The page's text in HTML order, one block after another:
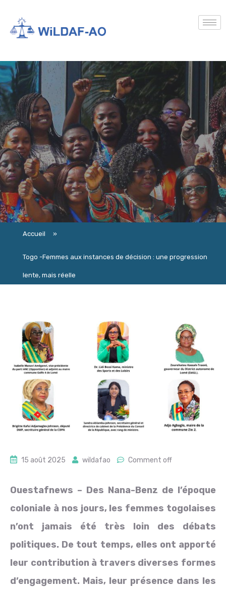
Accueil »
Togo -Femmes aux instances de décision : une progression
lente, mais réelle
15 août 2025 wildafao Comment off
Ouestafnews – Des Nana-Benz de l’époque
coloniale à nos jours, les femmes togolaises
n’ont jamais été très loin des débats
politiques. De tout temps, elles ont apporté
leur contribution à travers diverses formes
d’engagement. Mais, leur présence dans les